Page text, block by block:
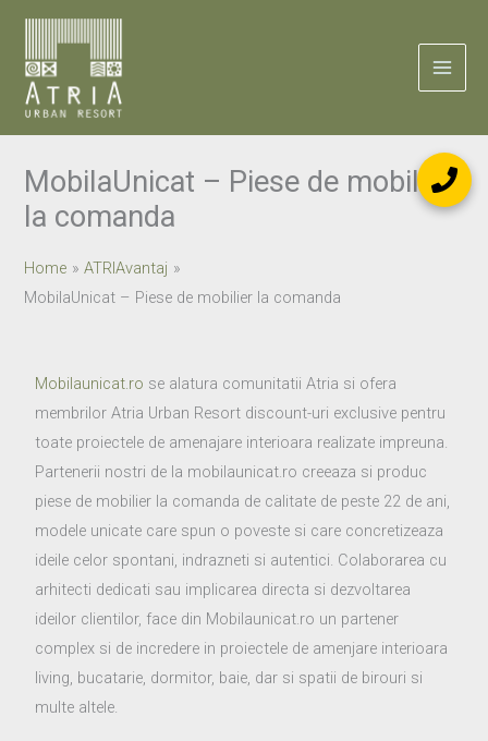
content
MobilaUnicat – Piese de mobilier
la comanda
Home
ATRIAvantaj
MobilaUnicat – Piese de mobilier la comanda
Mobilaunicat.ro se alatura comunitatii Atria si ofera
membrilor Atria Urban Resort discount-uri exclusive pentru
toate proiectele de amenajare interioara realizate impreuna.
Partenerii nostri de la mobilaunicat.ro creeaza si produc
piese de mobilier la comanda de calitate de peste 22 de ani,
modele unicate care spun o poveste si care concretizeaza
ideile celor spontani, indrazneti si autentici. Colaborarea cu
arhitecti dedicati sau implicarea directa si dezvoltarea
ideilor clientilor, face din Mobilaunicat.ro un partener
complex si de incredere in proiectele de amenjare interioara
living, bucatarie, dormitor, baie, dar si spatii de birouri si
multe altele.